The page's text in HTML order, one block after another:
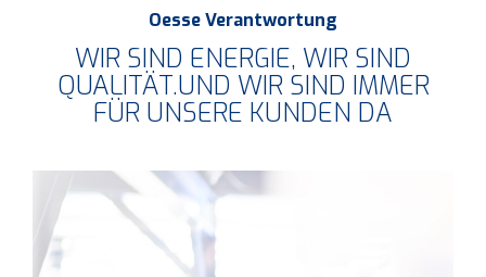
Oesse Verantwortung
WIR SIND ENERGIE, WIR SIND
QUALITÄT.UND WIR SIND IMMER
FÜR UNSERE KUNDEN DA